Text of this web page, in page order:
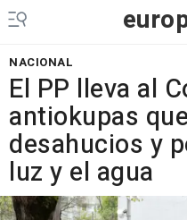
NACIONAL
El PP lleva al
antiokupas
desahucios y
luz y el agua